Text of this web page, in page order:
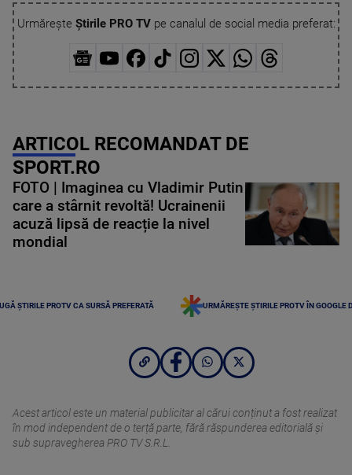
Urmărește Știrile PRO TVpe canalul de social media preferat:
ARTICOL RECOMANDAT DE
SPORT.RO
FOTO | Imaginea cu Vladimir Putin
care a stârnit revoltă! Ucrainenii
acuză lipsă de reacție la nivel
mondial
ȘTIRILE PROTV CA SURSĂ PREFERATĂ URMĂREȘTE ȘTIRILE PROTV ÎN GOOGLE
Acest articol este un material publicitar al cărui conținut a fost realizat
în mod independent de o terță parte, fără răspunderea editorială şi
sub supravegherea PRO TV S.R.L.